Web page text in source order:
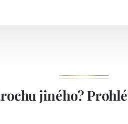
jiného?